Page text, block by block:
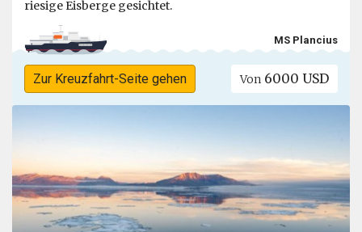
riesige Eisberge gesichtet.
MS Plancius
Zur Kreuzfahrt-Seite gehen Von 6000 USD